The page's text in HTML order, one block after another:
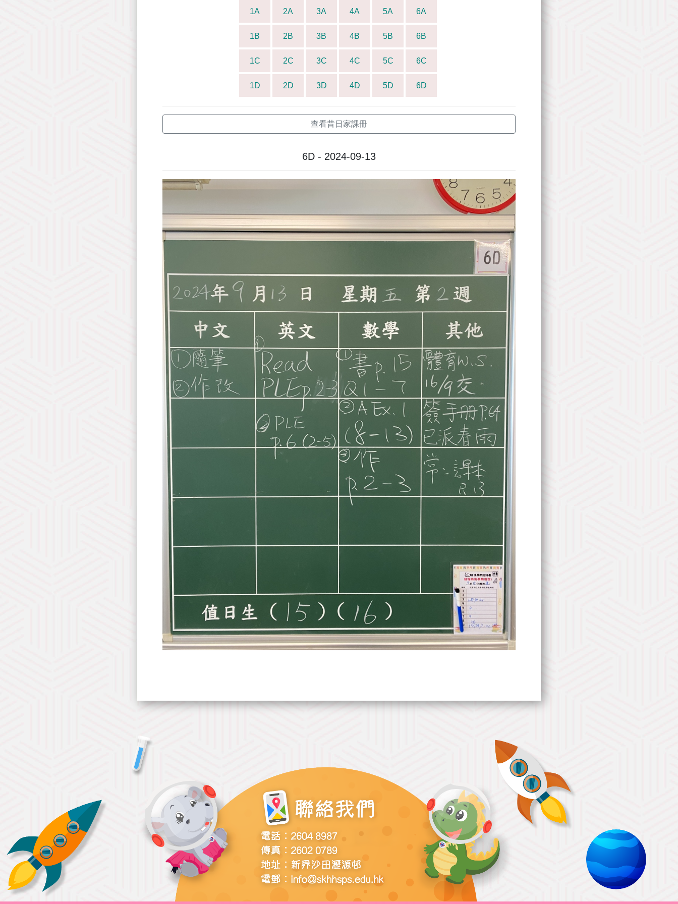
1A 2A 3A 4A 5A 6A
1B 2B 3B 4B 5B 6B
1C 2C 3C 4C 5C 6C
1D 2D 3D 4D 5D 6D
查看昔日家課冊
6D - 2024-09-13